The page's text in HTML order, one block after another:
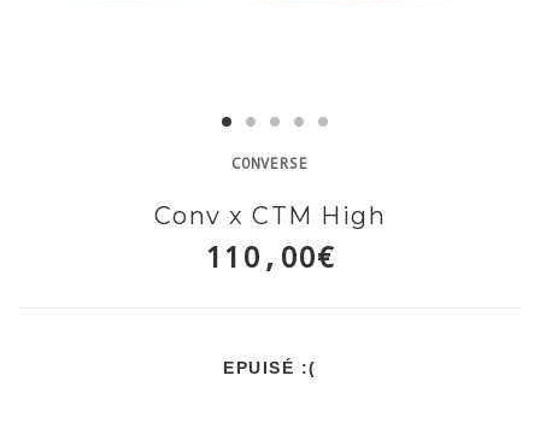
CONVERSE
Conv x CTM High
110,00€
EPUISÉ :(